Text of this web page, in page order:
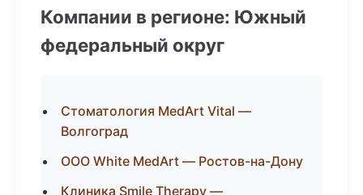
Компании в регионе: Южный
федеральный округ
Стоматология MedArt Vital —
Волгоград
ООО White MedArt — Ростов-на-Дону
Клиника Smile Therapy —